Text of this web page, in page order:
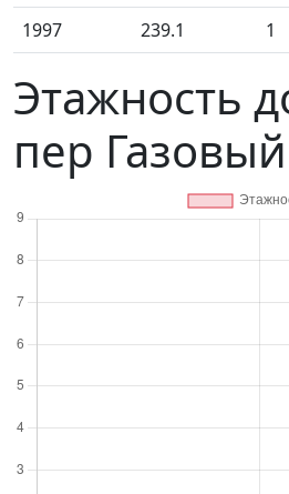
1997
239.1 1
Этажность
пер Газовый